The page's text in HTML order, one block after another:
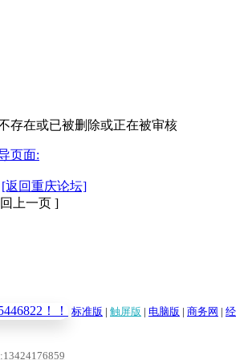
存在或已被删除或正在被审核
页面:
[返回重庆论坛]
上一页 ]
标准版 | 触屏版 | 电脑版 | 商务网 | 经